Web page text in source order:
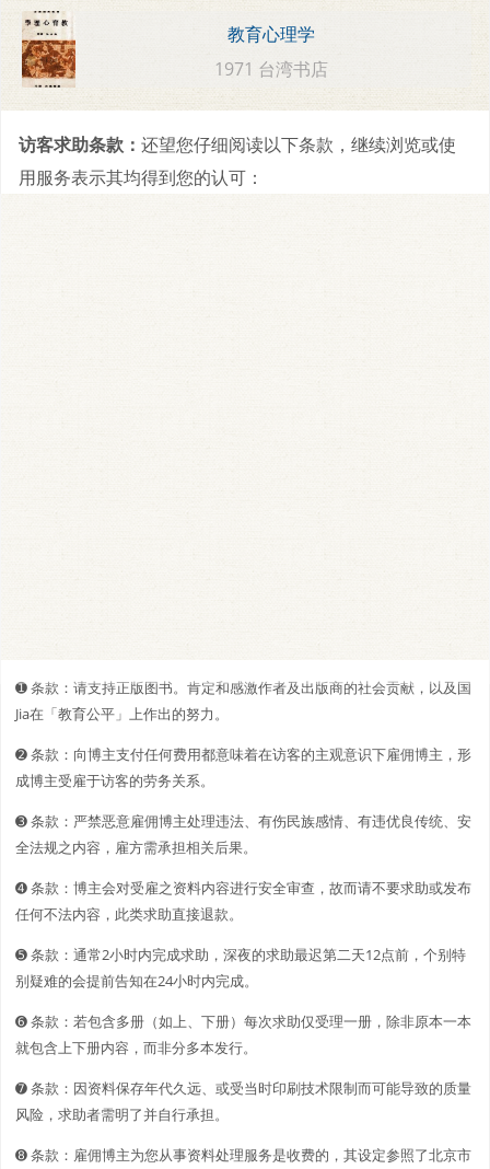
教育心理学
1971 台湾书店
访客求助条款： 还望您仔细阅读以下条款，继续浏览或使
用服务表示其均得到您的认可：
➊️ 条款：请支持正版图书。肯定和感激作者及出版商的社会贡献，以及国
Jia在「教育公平」上作出的努力。
➋️️ 条款：向博主支付任何费用都意味着在访客的主观意识下雇佣博主，形
成博主受雇于访客的劳务关系。
➌ 条款：严禁恶意雇佣博主处理违法、有伤民族感情、有违优良传统、安
全法规之内容，雇方需承担相关后果。
➍ 条款：博主会对受雇之资料内容进行安全审查，故而请不要求助或发布
任何不法内容，此类求助直接退款。
➎ 条款：通常2小时内完成求助，深夜的求助最迟第二天12点前，个别特
别疑难的会提前告知在24小时内完成。
➏ 条款：若包含多册（如上、下册）每次求助仅受理一册，除非原本一本
就包含上下册内容，而非分多本发行。
➐ 条款：因资料保存年代久远、或受当时印刷技术限制而可能导致的质量
风险，求助者需明了并自行承担。
➑ 条款：雇佣博主为您从事资料处理服务是收费的，其设定参照了北京市